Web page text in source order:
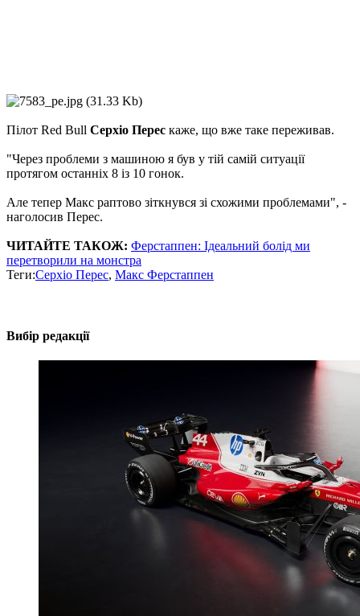
Пілот Red Bull Серхіо Перес каже, що вже таке переживав.
"Через проблеми з машиною я був у тій самій ситуації
протягом останніх 8 із 10 гонок.
Але тепер Макс раптово зіткнувся зі схожими проблемами", -
наголосив Перес.
ЧИТАЙТЕ ТАКОЖ: Ферстаппен: Ідеальний болід ми
перетворили на монстра
Теги:Серхіо Перес, Макс Ферстаппен
Вибір редакції